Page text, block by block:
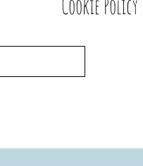
Cookie Policy